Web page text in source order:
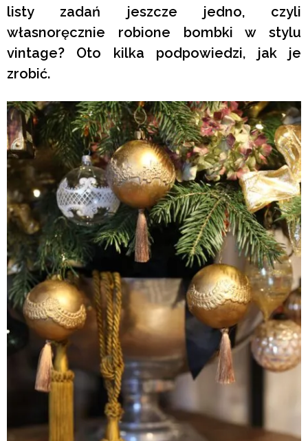
listy zadań jeszcze jedno, czyli
własnoręcznie robione bombki w stylu
vintage? Oto kilka podpowiedzi, jak je
zrobić.